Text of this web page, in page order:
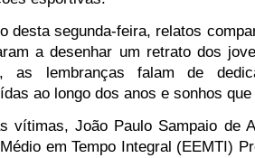
desta segunda-feira, relatos
a desenhar um retrato dos
as lembranças falam de
ao longo dos anos e sonhos
vítimas, João Paulo Sampaio de
em Tempo Integral (EEMTI)